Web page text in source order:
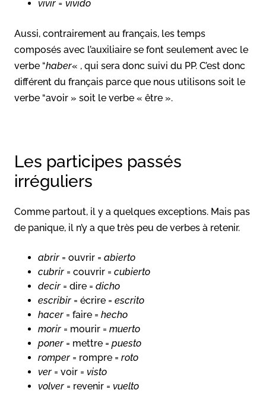
vivir = vivido
Aussi, contrairement au français, les temps
composés avec l’auxiliaire se font seulement avec le
verbe “haber« , qui sera donc suivi du PP. C’est donc
différent du français parce que nous utilisons soit le
verbe “avoir » soit le verbe « être ».
Les participes passés
irréguliers
Comme partout, il y a quelques exceptions. Mais pas
de panique, il n’y a que très peu de verbes à retenir.
abrir = ouvrir = abierto
cubrir = couvrir = cubierto
decir = dire = dicho
escribir = écrire = escrito
hacer = faire = hecho
morir = mourir = muerto
poner = mettre = puesto
romper = rompre = roto
ver = voir = visto
volver = revenir = vuelto